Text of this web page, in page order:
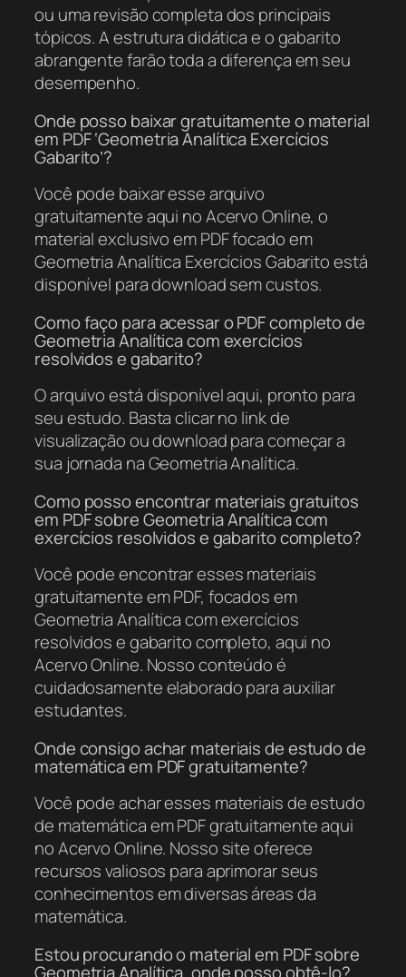
ou uma revisão completa dos principais
tópicos. A estrutura didática e o gabarito
abrangente farão toda a diferença em seu
desempenho.
Onde posso baixar gratuitamente o material
em PDF ‘Geometria Analítica Exercícios
Gabarito’?
Você pode baixar esse arquivo
gratuitamente aqui no Acervo Online, o
material exclusivo em PDF focado em
Geometria Analítica Exercícios Gabarito está
disponível para download sem custos.
Como faço para acessar o PDF completo de
Geometria Analítica com exercícios
resolvidos e gabarito?
O arquivo está disponível aqui, pronto para
seu estudo. Basta clicar no link de
visualização ou download para começar a
sua jornada na Geometria Analítica.
Como posso encontrar materiais gratuitos
em PDF sobre Geometria Analítica com
exercícios resolvidos e gabarito completo?
Você pode encontrar esses materiais
gratuitamente em PDF, focados em
Geometria Analítica com exercícios
resolvidos e gabarito completo, aqui no
Acervo Online. Nosso conteúdo é
cuidadosamente elaborado para auxiliar
estudantes.
Onde consigo achar materiais de estudo de
matemática em PDF gratuitamente?
Você pode achar esses materiais de estudo
de matemática em PDF gratuitamente aqui
no Acervo Online. Nosso site oferece
recursos valiosos para aprimorar seus
conhecimentos em diversas áreas da
matemática.
Estou procurando o material em PDF sobre
Geometria Analítica, onde posso obtê-lo?